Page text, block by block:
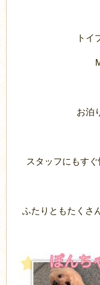
トイ
お泊
スタッフにもす
ふたりともたくさ